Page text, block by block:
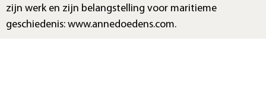
zijn werk en zijn belangstelling voor maritieme
geschiedenis: www.annedoedens.com.